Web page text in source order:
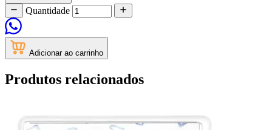
Quantidade
Adicionar ao carrinho
Produtos relacionados